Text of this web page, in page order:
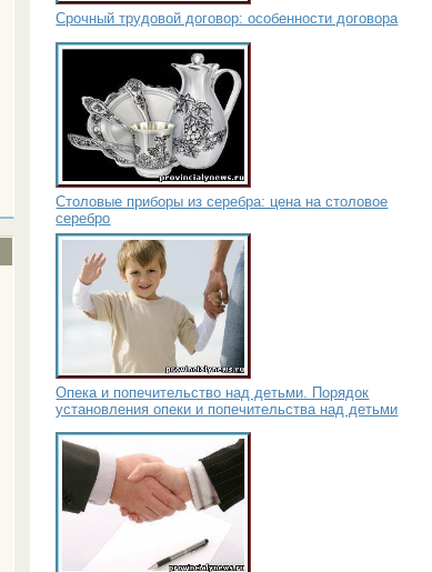
Срочный трудовой договор: особенности договора
Столовые приборы из серебра: цена на столовое
серебро
Опека и попечительство над детьми. Порядок
установления опеки и попечительства над детьми